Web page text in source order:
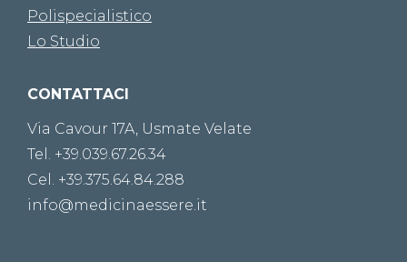
Polispecialistico
Lo Studio
CONTATTACI
Via Cavour 17A, Usmate Velate
Tel. +39.039.67.26.34
Cel. +39.375.64.84.288
info@medicinaessere.it